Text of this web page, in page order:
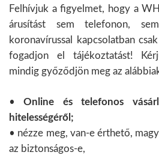
Felhívjuk a figyelmet, hogy a
árusítást sem telefonon,
koronavírussal kapcsolatban
fogadjon el tájékoztatást!
mindig győződjön meg az
•
Online és telefonos
hitelességéről;
• nézze meg, van-e érthető,
az biztonságos-e,